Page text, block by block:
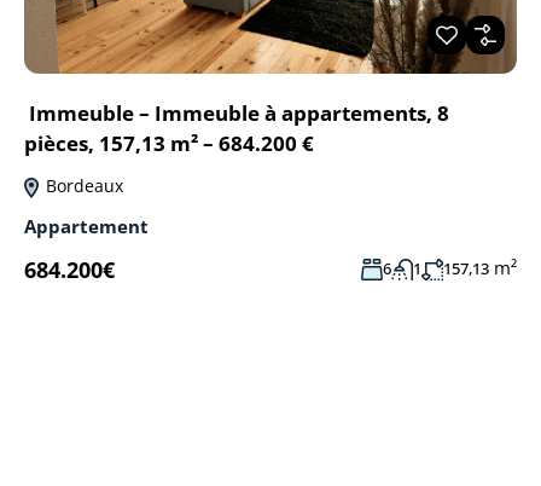
Immeuble – Immeuble à appartements, 8
pièces, 157,13 m² – 684.200 €
Bordeaux
Appartement
684.200€ 6 1 157,13 m²